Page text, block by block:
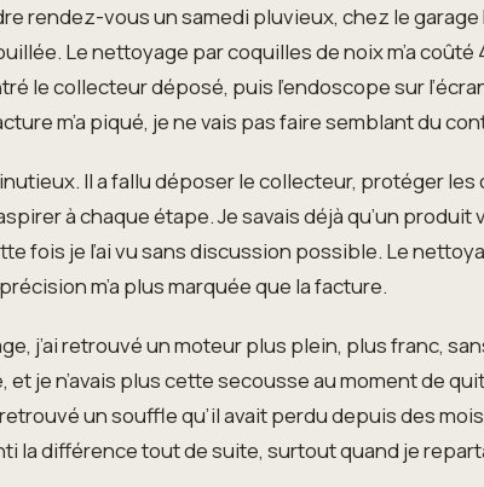
rendez-vous un samedi pluvieux, chez le
Le nettoyage par coquilles de noix m’a
le collecteur déposé, puis l’endoscope sur
m’a piqué, je ne vais pas faire semblant du
Il a fallu déposer le collecteur, protéger
à chaque étape. Je savais déjà qu’un
fois je l’ai vu sans discussion possible. Le
m’a plus marquée que la facture.
j’ai retrouvé un moteur plus plein, plus franc,
et je n’avais plus cette secousse au moment de
un souffle qu’il avait perdu depuis des
la différence tout de suite, surtout quand je